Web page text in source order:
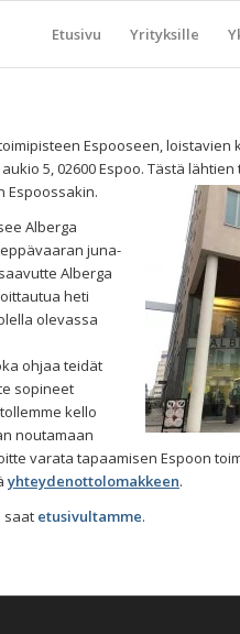
Etusivu Yrityksille
Espooseen, loistavien
5, 02600 Espoo. Tästä
Espoossakin.
Alberga
juna-
Alberga
heti
olevassa
ohjaa teidät
sopineet
kello
noutamaan
varata tapaamisen Espoon
yhteydenottolomakkeen.
saat etusivultamme.